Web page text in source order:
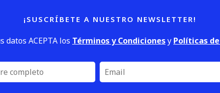
¡SUSCRÍBETE A NUESTRO NEWSLETTER!
datos ACEPTA los Términos y Condicionesy Políticas